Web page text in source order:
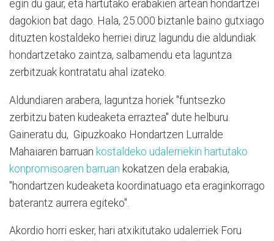
egin du gaur, eta hartutako erabakien artean hondartzei
dagokion bat dago. Hala, 25.000 biztanle baino gutxiago
dituzten kostaldeko herriei diruz lagundu die aldundiak
hondartzetako zaintza, salbamendu eta laguntza
zerbitzuak kontratatu ahal izateko.
Aldundiaren arabera, laguntza horiek "funtsezko
zerbitzu baten kudeaketa erraztea" dute helburu.
Gaineratu du, Gipuzkoako Hondartzen Lurralde
Mahaiaren barruan kostaldeko udalerriekin hartutako
konpromisoaren barruan kokatzen dela erabakia,
"hondartzen kudeaketa koordinatuago eta eraginkorrago
baterantz aurrera egiteko".
Akordio horri esker, hari atxikitutako udalerriek Foru